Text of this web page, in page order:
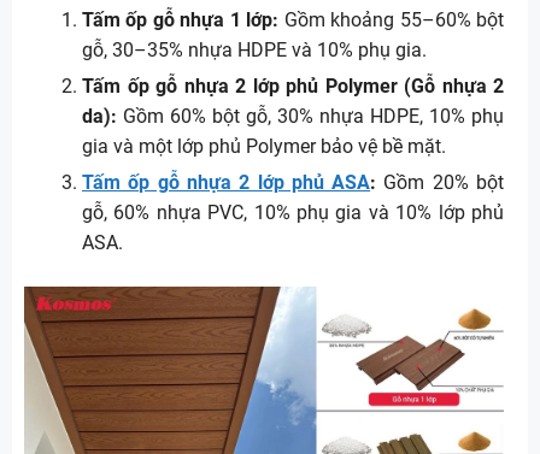
Tấm ốp gỗ nhựa 1 lớp: Gồm khoảng 55–60% bột
gỗ, 30–35% nhựa HDPE và 10% phụ gia.
Tấm ốp gỗ nhựa 2 lớp phủ Polymer (Gỗ nhựa 2
da): Gồm 60% bột gỗ, 30% nhựa HDPE, 10% phụ
gia và một lớp phủ Polymer bảo vệ bề mặt.
Tấm ốp gỗ nhựa 2 lớp phủ ASA: Gồm 20% bột
gỗ, 60% nhựa PVC, 10% phụ gia và 10% lớp phủ
ASA.